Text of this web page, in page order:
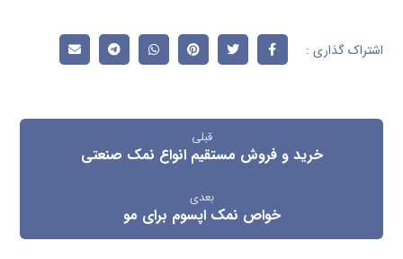
قبلی
خرید و فروش مستقیم انواع نمک صنعتی
بعدی
خواص نمک اپسوم برای مو